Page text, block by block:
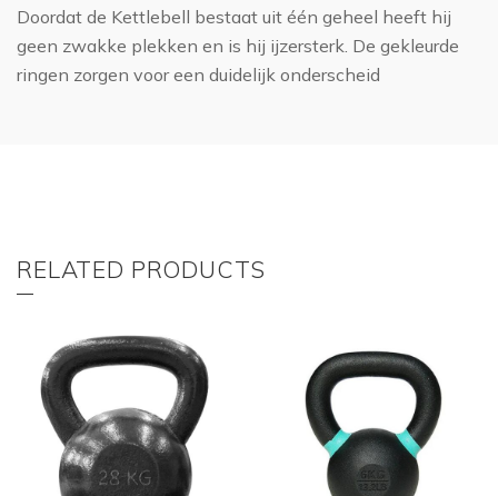
Doordat de Kettlebell bestaat uit één geheel heeft hij
geen zwakke plekken en is hij ijzersterk. De gekleurde
ringen zorgen voor een duidelijk onderscheid
RELATED PRODUCTS